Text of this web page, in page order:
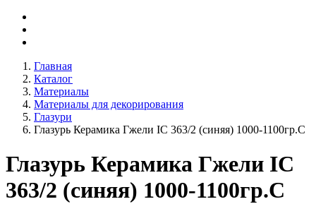
Главная
Каталог
Материалы
Материалы для декорирования
Глазури
Глазурь Керамика Гжели IC 363/2 (синяя) 1000-1100гр.С
Глазурь Керамика Гжели IC
363/2 (синяя) 1000-1100гр.С